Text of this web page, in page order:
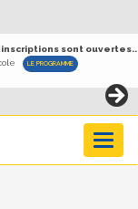
sont ouvertes...